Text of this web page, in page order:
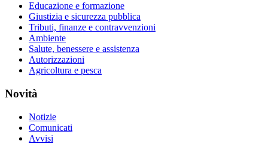
Educazione e formazione
Giustizia e sicurezza pubblica
Tributi, finanze e contravvenzioni
Ambiente
Salute, benessere e assistenza
Autorizzazioni
Agricoltura e pesca
Novità
Notizie
Comunicati
Avvisi